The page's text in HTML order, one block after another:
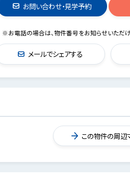
お問い合わせ・見学予約
※お電話の場合は、物件番号をお知らせいただけ
メールでシェアする
この物件の周辺